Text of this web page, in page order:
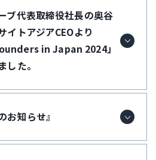
ブ代表取締役社長の奥谷
イトアジアCEOより
in Japan 2024」
した。
お知らせ』